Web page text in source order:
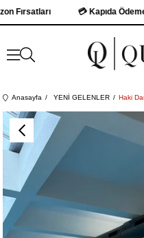
💳 Kapıda Ödeme
Anasayfa YENİ GELENLER Haki